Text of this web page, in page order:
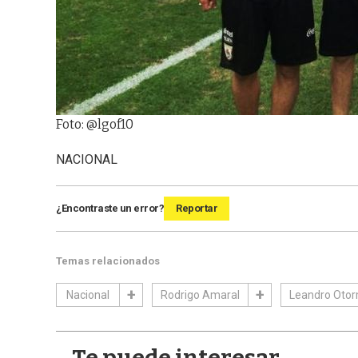
Foto: @lgof10
NACIONAL
¿Encontraste un error? Reportar
Temas relacionados
Nacional Rodrigo Amaral Leandro